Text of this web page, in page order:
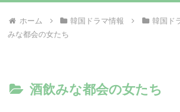
ホーム 韓国ドラマ情報 韓国ド
みな都会の女たち
酒飲みな都会の女たち